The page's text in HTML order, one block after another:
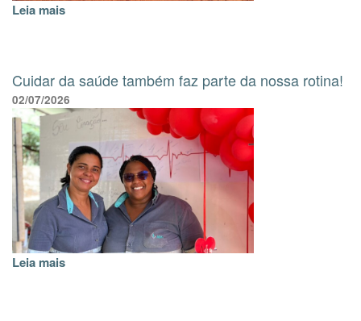
Leia mais
Cuidar da saúde também faz parte da nossa rotina!
02/07/2026
Leia mais